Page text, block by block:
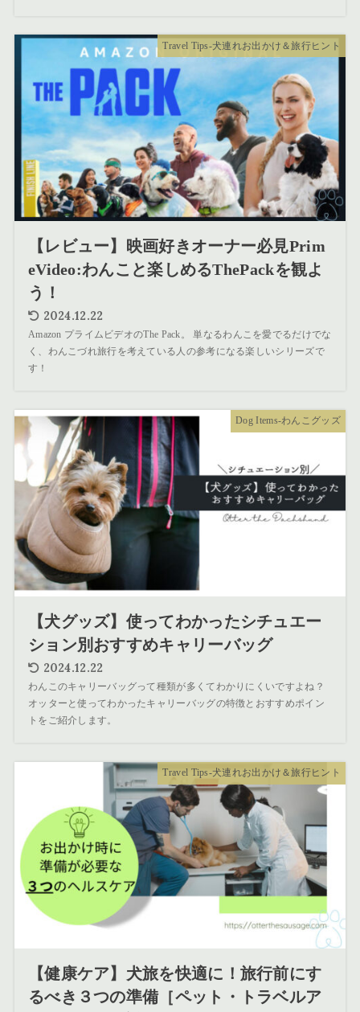
Travel Tips-犬連れお出かけ＆旅行ヒント
【レビュー】映画好きオーナー必見Prim
eVideo:わんこと楽しめるThePackを観よ
う！
2024.12.22
Amazon プライムビデオのThe Pack。 単なるわんこを愛でるだけでな
く、わんこづれ旅行を考えている人の参考になる楽しいシリーズで
す！
Dog Items-わんこグッズ
【犬グッズ】使ってわかったシチュエー
ション別おすすめキャリーバッグ
2024.12.22
わんこのキャリーバッグって種類が多くてわかりにくいですよね？
オッターと使ってわかったキャリーバッグの特徴とおすすめポイン
トをご紹介します。
Travel Tips-犬連れお出かけ＆旅行ヒント
【健康ケア】犬旅を快適に！旅行前にす
るべき３つの準備［ペット・トラベルア